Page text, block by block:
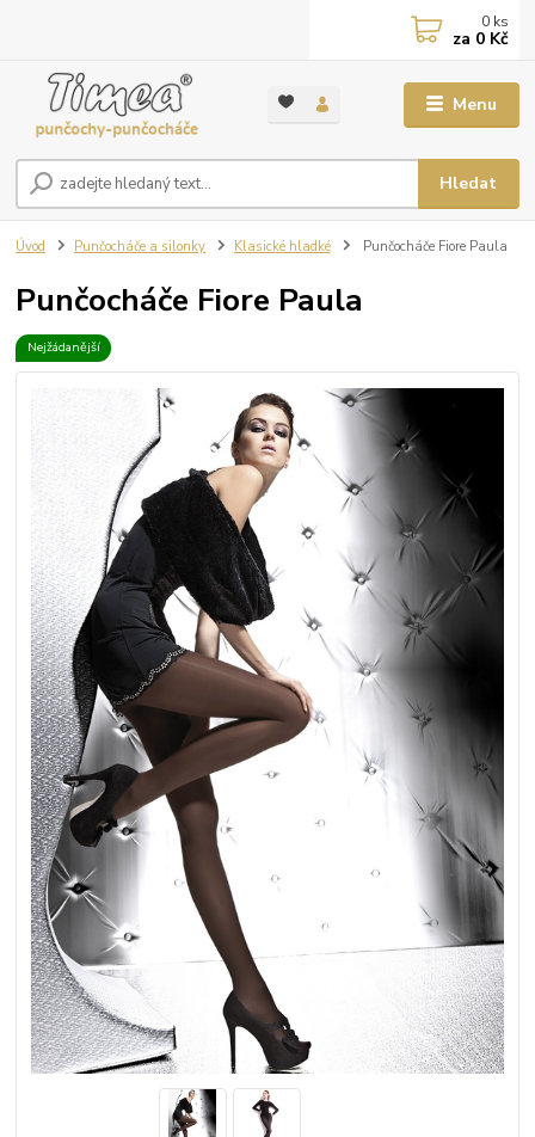
Menu
Hledat
0 ks
za 0 Kč
Úvod Punčocháče a silonky Klasické hladké Punčocháče Fiore Paula
Punčocháče Fiore Paula
Nejžádanější